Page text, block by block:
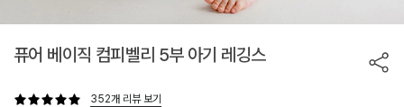
퓨어 베이직 컴피벨리 5부 아기 레깅스
352개 리뷰 보기